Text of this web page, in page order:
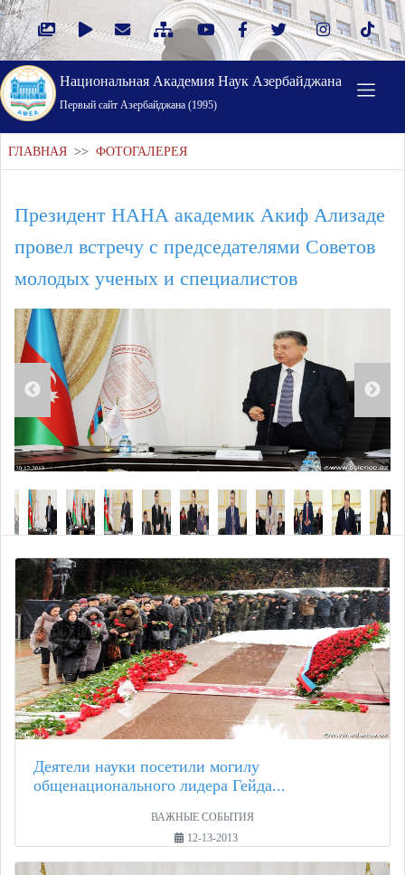
Национальная Академия Наук Азербайджана
Первый cайт Азербайджана (1995)
ГЛАВНАЯ >> ФОТОГАЛЕРЕЯ
Президент НАНА академик Акиф Ализаде
провел встречу с председателями Советов
молодых ученых и специалистов
Деятели науки посетили могилу
общенационального лидера Гейда...
ВАЖНЫЕ СОБЫТИЯ
12-13-2013